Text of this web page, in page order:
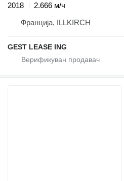
2018
2.666 м/ч
Франција, ILLKIRCH
GEST LEASE ING